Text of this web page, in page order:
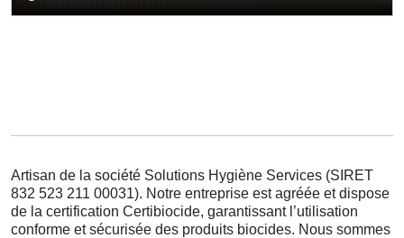
Artisan de la société Solutions Hygiène Services (SIRET
832 523 211 00031). Notre entreprise est agréée et dispose
de la certification Certibiocide, garantissant l’utilisation
conforme et sécurisée des produits biocides. Nous sommes